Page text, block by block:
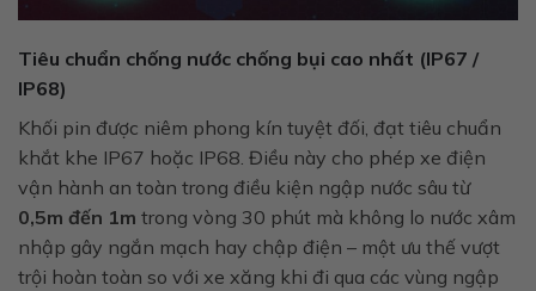
Tiêu chuẩn chống nước chống bụi cao nhất (IP67 /
IP68)
Khối pin được niêm phong kín tuyệt đối, đạt tiêu chuẩn
khắt khe IP67 hoặc IP68. Điều này cho phép xe điện
vận hành an toàn trong điều kiện ngập nước sâu từ
0,5m đến 1m trong vòng 30 phút mà không lo nước xâm
nhập gây ngắn mạch hay chập điện – một ưu thế vượt
trội hoàn toàn so với xe xăng khi đi qua các vùng ngập